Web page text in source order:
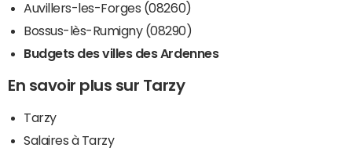
Auvillers-les-Forges (08260)
Bossus-lès-Rumigny (08290)
Budgets des villes des Ardennes
En savoir plus sur Tarzy
Tarzy
Salaires à Tarzy